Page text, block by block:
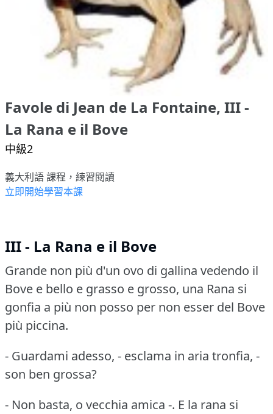
Favole di Jean de La Fontaine, III -
La Rana e il Bove
中級2
義大利語 課程，練習閱讀
立即開始學習本課
III - La Rana e il Bove
Grande non più d'un ovo di gallina vedendo il
Bove e bello e grasso e grosso, una Rana si
gonfia a più non posso per non esser del Bove
più piccina.
- Guardami adesso, - esclama in aria tronfia, -
son ben grossa?
- Non basta, o vecchia amica -. E la rana si